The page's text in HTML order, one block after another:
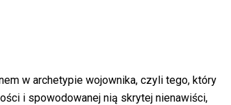
w archetypie wojownika, czyli tego, który
i spowodowanej nią skrytej nienawiści,